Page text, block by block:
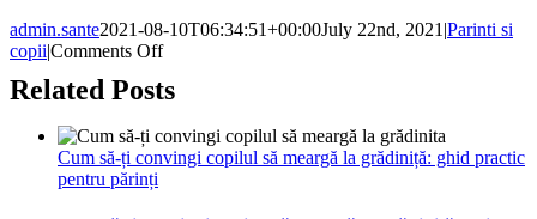
admin.sante2021-08-10T06:34:51+00:00July 22nd, 2021 |Parinti si
copii|Comments Offon
mersului
gradinita
Related Posts
Cum să-ți convingi copilul să meargă la grădiniță: ghid practic
pentru părinți